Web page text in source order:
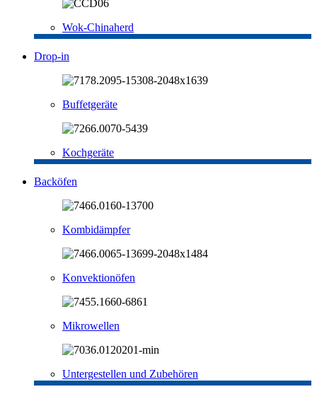
Wok-Chinaherd
Drop-in
Buffetgeräte
Kochgeräte
Backöfen
Kombidämpfer
Konvektionöfen
Mikrowellen
Untergestellen und Zubehören